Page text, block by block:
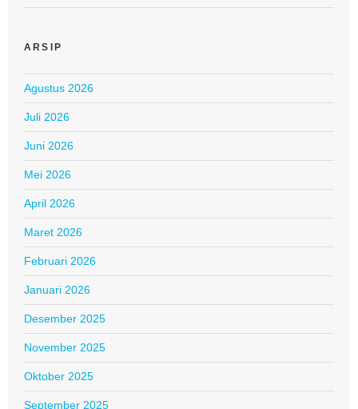
ARSIP
Agustus 2026
Juli 2026
Juni 2026
Mei 2026
April 2026
Maret 2026
Februari 2026
Januari 2026
Desember 2025
November 2025
Oktober 2025
September 2025